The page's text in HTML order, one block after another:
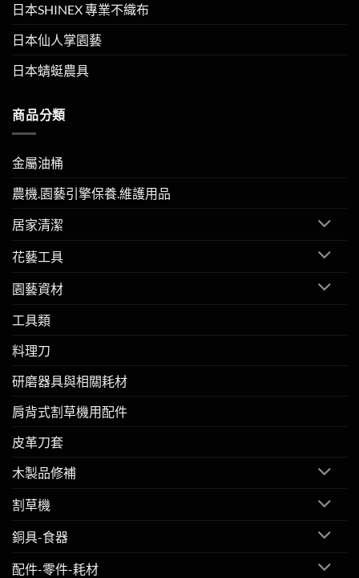
日本SHINEX 專業不織布
日本仙人掌園藝
日本蜻蜓農具
商品分類
金屬油桶
農機.園藝引擎保養.維護用品
居家清潔
花藝工具
園藝資材
工具類
料理刀
研磨器具與相關耗材
肩背式割草機用配件
皮革刀套
木製品修補
割草機
銅具-食器
配件-零件-耗材